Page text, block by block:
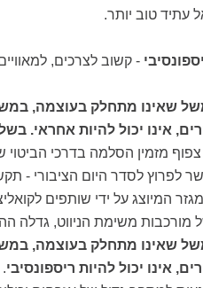
עתיד טוב יותר.
- קשוב לצרכים,
שאינו מתחלק בעוצמה,
אינו יכול להיות אחראי.
צפוף מזמין הסלמה בדרכי הביטוי
לפרוץ לסדר היום הציבורי -
המיוצג על ידי שותפים
מורכבות משימת הניווט, גדלה
שאינו מתחלק בעוצמה,
אינו יכול להיות ריספונסיבי